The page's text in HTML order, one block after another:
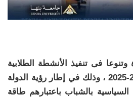
فى تنفيذ الأنشطة الطلابية
خلال العام الجامعي 2024-2025 ، وذلك في إطار رؤية الدولة
السياسية بالشباب باعتبارهم طاقة